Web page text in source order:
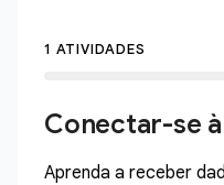
1 ATIVIDADES
Conectar-se
Aprenda a receber